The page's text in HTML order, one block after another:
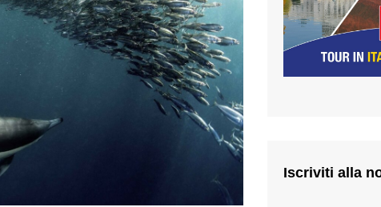
Iscriviti alla